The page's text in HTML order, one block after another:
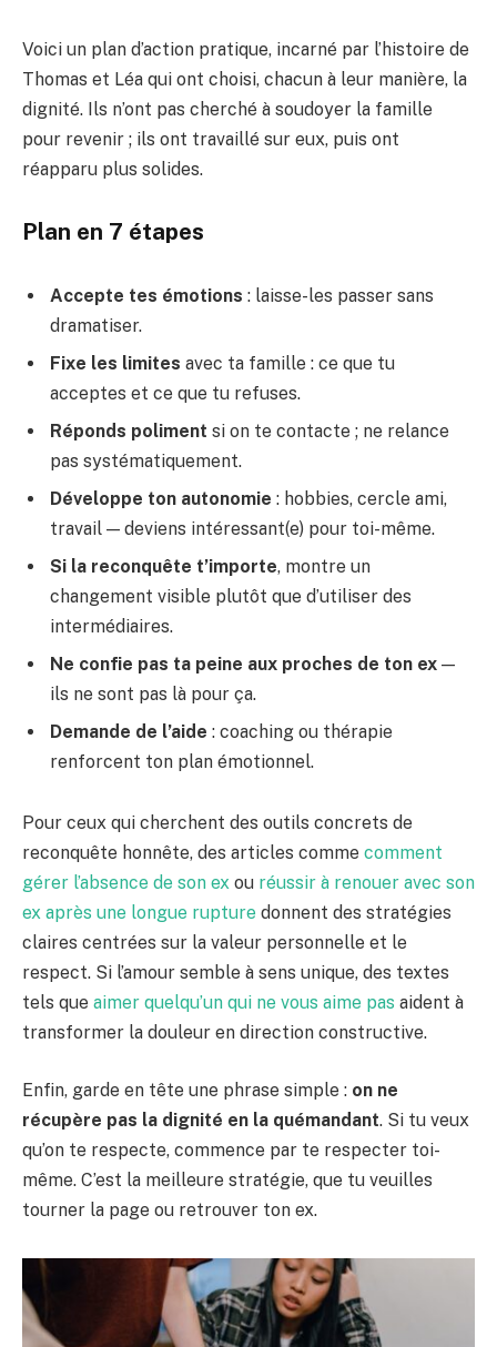
Voici un plan d’action pratique, incarné par l’histoire de
Thomas et Léa qui ont choisi, chacun à leur manière, la
dignité. Ils n’ont pas cherché à soudoyer la famille
pour revenir ; ils ont travaillé sur eux, puis ont
réapparu plus solides.
Plan en 7 étapes
Accepte tes émotions : laisse-les passer sans
dramatiser.
Fixe les limites avec ta famille : ce que tu
acceptes et ce que tu refuses.
Réponds poliment si on te contacte ; ne relance
pas systématiquement.
Développe ton autonomie : hobbies, cercle ami,
travail — deviens intéressant(e) pour toi-même.
Si la reconquête t’importe, montre un
changement visible plutôt que d’utiliser des
intermédiaires.
Ne confie pas ta peine aux proches de ton ex —
ils ne sont pas là pour ça.
Demande de l’aide : coaching ou thérapie
renforcent ton plan émotionnel.
Pour ceux qui cherchent des outils concrets de
reconquête honnête, des articles comme comment
gérer l’absence de son ex ou réussir à renouer avec son
ex après une longue rupture donnent des stratégies
claires centrées sur la valeur personnelle et le
respect. Si l’amour semble à sens unique, des textes
tels que aimer quelqu’un qui ne vous aime pas aident à
transformer la douleur en direction constructive.
Enfin, garde en tête une phrase simple : on ne
récupère pas la dignité en la quémandant. Si tu veux
qu’on te respecte, commence par te respecter toi-
même. C’est la meilleure stratégie, que tu veuilles
tourner la page ou retrouver ton ex.